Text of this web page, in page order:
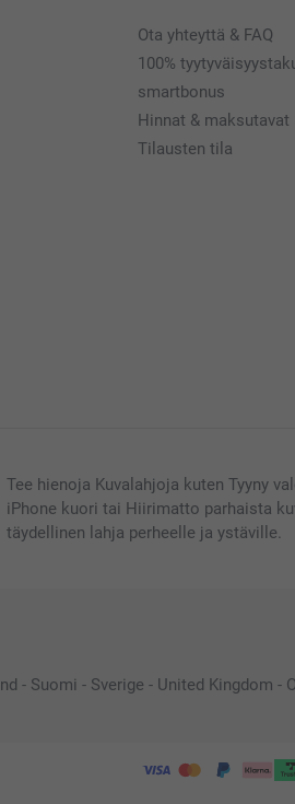
Ota yhteyttä & FAQ
100%
smartbonus
Hinnat & maksutavat
Tilausten tila
Tee hienoja Kuvalahjoja kuten Tyyny
iPhone kuori tai Hiirimatto parhaista
täydellinen lahja perheelle ja ystäville.
- Suomi - Sverige - United Kingdom -